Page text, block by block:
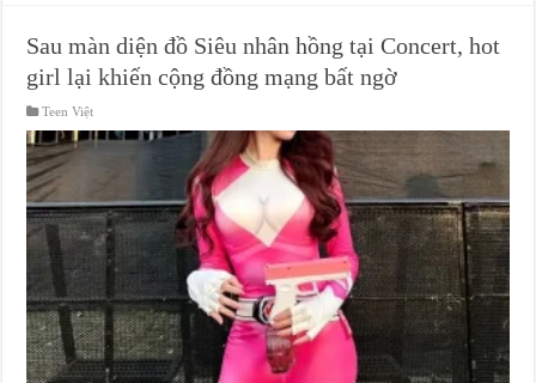
Sau màn diện đồ Siêu nhân hồng tại Concert, hot
girl lại khiến cộng đồng mạng bất ngờ
Teen Việt